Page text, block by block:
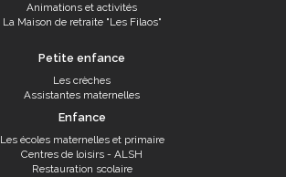
Animations et activités
La Maison de retraite "Les Filaos"
Petite enfance
Les crèches
Assistantes maternelles
Enfance
Les écoles maternelles et primaire
Centres de loisirs - ALSH
Restauration scolaire